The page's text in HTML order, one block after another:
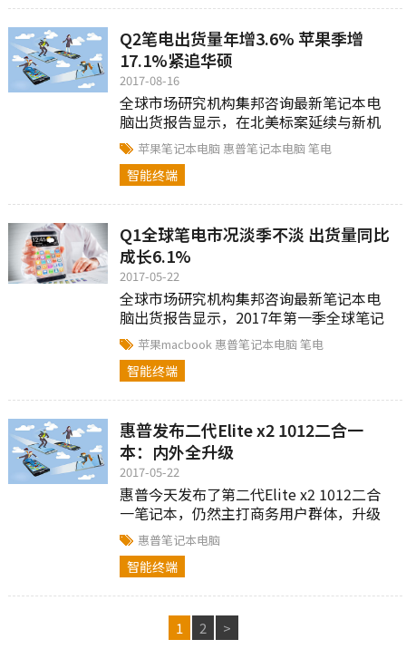
Q2笔电出货量年增3.6% 苹果季增
17.1%紧追华硕
2017-08-16
全球市场研究机构集邦咨询最新笔记本电
脑出货报告显示，在北美标案延续与新机
种出货带动下，2017年第二季全球笔记本
电脑出货为3,996万台，较第一季增长
5.7%。
苹果笔记本电脑 惠普笔记本电脑笔电
智能终端
Q1全球笔电市况淡季不淡 出货量同比
成长6.1%
2017-05-22
全球市场研究机构集邦咨询最新笔记本电
脑出货报告显示，2017年第一季全球笔记
本电脑出货较去年同期则是成长6.1%，在
淡季下出货表现亮眼。
苹果macbook 惠普笔记本电脑笔电
智能终端
惠普发布二代Elite x2 1012二合一
本：内外全升级
2017-05-22
惠普今天发布了第二代Elite x2 1012二合
一笔记本，仍然主打商务用户群体，升级
幅度很罕见地相当之大，从里到外都是焕
然一新，几乎每个地方都升级了。
惠普笔记本电脑
智能终端
1 2 >